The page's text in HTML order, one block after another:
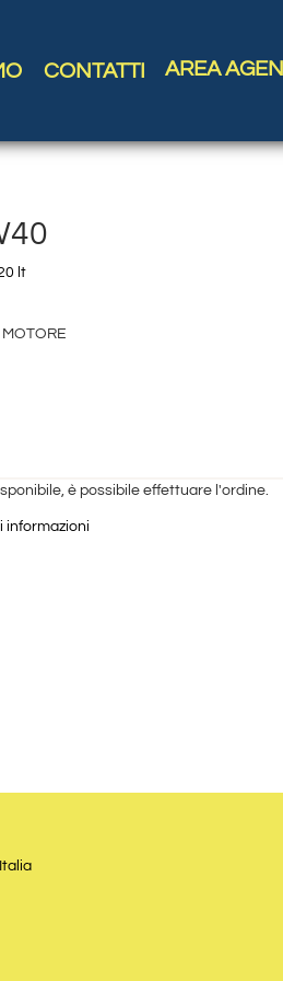
CONTATTI AREA
lt
è possibile effettuare l'ordine.
informazioni